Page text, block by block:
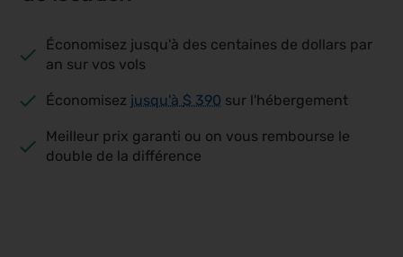
Économisez jusqu'à des centaines de dollars par
an sur vos vols
Économisez jusqu'à $ 390 sur l'hébergement
Meilleur prix garanti ou on vous rembourse le
double de la différence